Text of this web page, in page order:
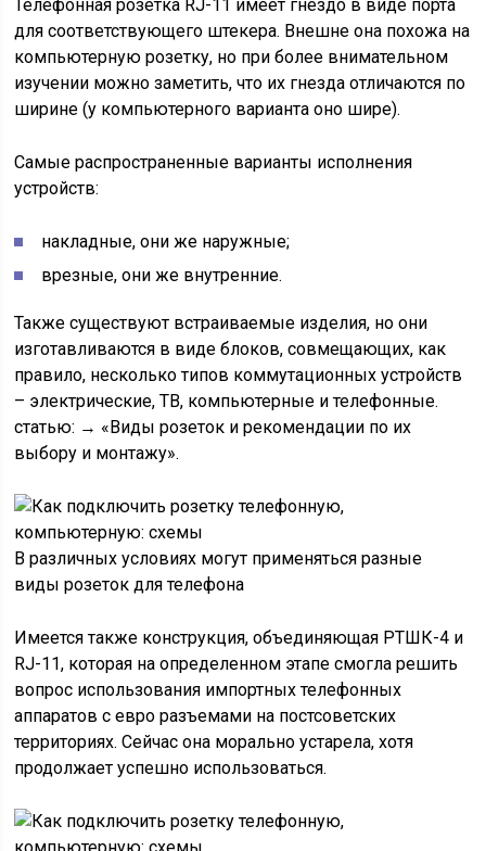
Телефонная розетка RJ-11 имеет гнездо в виде порта
для соответствующего штекера. Внешне она похожа на
компьютерную розетку, но при более внимательном
изучении можно заметить, что их гнезда отличаются по
ширине (у компьютерного варианта оно шире).
Самые распространенные варианты исполнения
устройств:
накладные, они же наружные;
врезные, они же внутренние.
Также существуют встраиваемые изделия, но они
изготавливаются в виде блоков, совмещающих, как
правило, несколько типов коммутационных устройств
– электрические, ТВ, компьютерные и телефонные.
статью: → «Виды розеток и рекомендации по их
выбору и монтажу».
В различных условиях могут применяться разные
виды розеток для телефона
Имеется также конструкция, объединяющая РТШК-4 и
RJ-11, которая на определенном этапе смогла решить
вопрос использования импортных телефонных
аппаратов с евро разъемами на постсоветских
территориях. Сейчас она морально устарела, хотя
продолжает успешно использоваться.